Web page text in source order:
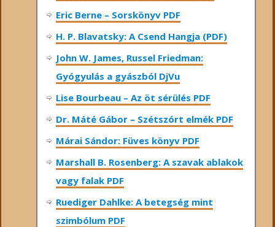
Eric Berne – Sorskönyv PDF
H. P. Blavatsky: A Csend Hangja (PDF)
John W. James, Russel Friedman:
Gyógyulás a gyászból DjVu
Lise Bourbeau – Az öt sérülés PDF
Dr. Máté Gábor – Szétszórt elmék PDF
Márai Sándor: Füves könyv PDF
Marshall B. Rosenberg: A szavak ablakok
vagy falak PDF
Ruediger Dahlke: A betegség mint
szimbólum PDF